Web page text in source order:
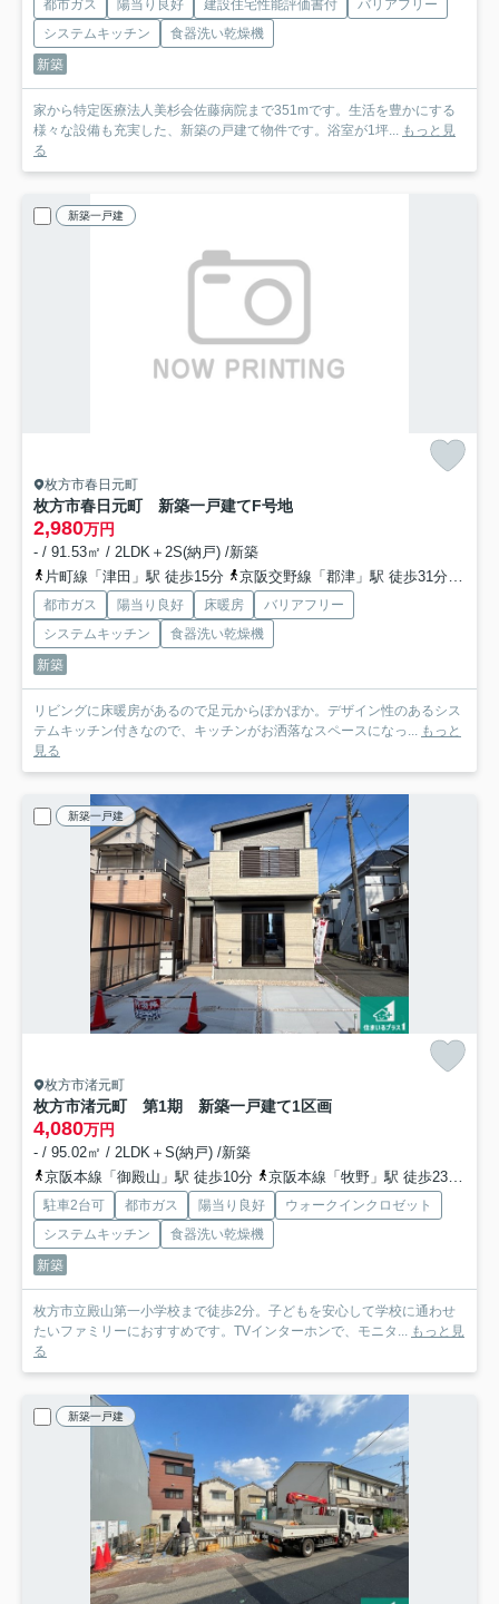
都市ガス 陽当り良好 建設住宅性能評価書付
バリアフリー
システムキッチン
食器洗い乾燥機
新築
家から特定医療法人美杉会佐藤病院まで351mです。生活を豊かにする
様々な設備も充実した、新築の戸建て物件です。浴室が1坪... もっと見
る
新築一戸建
枚方市春日元町
枚方市春日元町 新築一戸建てF号地
2,980万円
- / 91.53㎡ / 2LDK＋2S(納戸) /新築
片町線「津田」駅 徒歩15分
京阪交野線「郡津」駅 徒歩31分
都市ガス 陽当り良好 床暖房
バリアフリー
システムキッチン
食器洗い乾燥機
新築
リビングに床暖房があるので足元からぽかぽか。デザイン性のあるシス
テムキッチン付きなので、キッチンがお洒落なスペースになっ... もっと
見る
新築一戸建
枚方市渚元町
枚方市渚元町 第1期 新築一戸建て1区画
4,080万円
- / 95.02㎡ / 2LDK＋S(納戸) /新築
京阪本線「御殿山」駅 徒歩10分
京阪本線「牧野」駅 徒歩23分
駐車2台可 都市ガス 陽当り良好
ウォークインクロゼット
システムキッチン
食器洗い乾燥機
新築
枚方市立殿山第一小学校まで徒歩2分。子どもを安心して学校に通わせ
たいファミリーにおすすめです。TVインターホンで、モニタ... もっと見
る
新築一戸建